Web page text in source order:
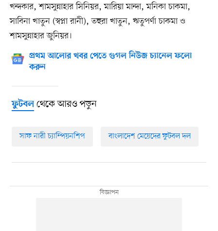
খন্দকার, শামসুন্নাহার সিনিয়র, মারিয়া মান্দা, মনিকা চাকমা,
সাবিনা খাতুন (স্বপ্না রানী), তহুরা খাতুন, ঋতুপর্ণা চাকমা ও
শামসুন্নাহার জুনিয়র।
প্রথম আলোর খবর পেতে গুগল নিউজ চ্যানেল ফলো
করুন
ফুটবলথেকে আরও পড়ুন
সাফ নারী চ্যাম্পিয়নশিপ বাংলাদেশ মেয়েদের ফুটবল দল